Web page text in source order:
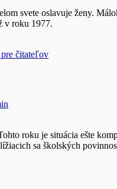
svete oslavuje ženy.
v roku 1977.
čitateľov
roku je situácia ešte
sa školských